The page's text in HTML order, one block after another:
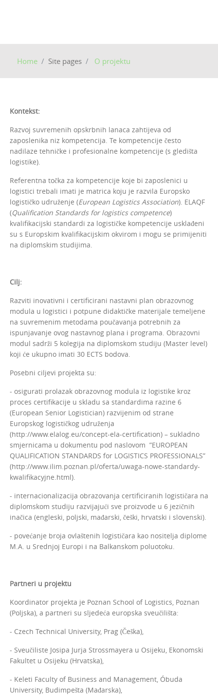
Home Site pages O projektu
Kontekst:
Razvoj suvremenih opskrbnih lanaca zahtijeva od
zaposlenika niz kompetencija. Te kompetencije često
nadilaze tehničke i profesionalne kompetencije (s gledišta
logistike).
Referentna točka za kompetencije koje bi zaposlenici u
logistici trebali imati je matrica koju je razvila Europsko
logističko udruženje (European Logistics Association). ELAQF
(Qualification Standards for logistics competence)
kvalifikacijski standardi za logističke kompetencije usklađeni
su s Europskim kvalifikacijskim okvirom i mogu se primijeniti
na diplomskim studijima.
Cilj:
Razviti inovativni i certificirani nastavni plan obrazovnog
modula u logistici i potpune didaktičke materijale temeljene
na suvremenim metodama poučavanja potrebnih za
ispunjavanje ovog nastavnog plana i programa. Obrazovni
modul sadrži 5 kolegija na diplomskom studiju (Master level)
koji će ukupno imati 30 ECTS bodova.
Posebni ciljevi projekta su:
- osigurati prolazak obrazovnog modula iz logistike kroz
proces certifikacije u skladu sa standardima razine 6
(European Senior Logistician) razvijenim od strane
Europskog logističkog udruženja
(http://www.elalog.eu/concept-ela-certification) – sukladno
smjernicama u dokumentu pod naslovom ”EUROPEAN
QUALIFICATION STANDARDS for LOGISTICS PROFESSIONALS”
(http://www.ilim.poznan.pl/oferta/uwaga-nowe-standardy-
kwalifikacyjne.html).
- internacionalizacija obrazovanja certificiranih logističara na
diplomskom studiju razvijajući sve proizvode u 6 jezičnih
inačica (engleski, poljski, mađarski, češki, hrvatski i slovenski).
- povećanje broja ovlaštenih logističara kao nositelja diplome
M.A. u Srednjoj Europi i na Balkanskom poluotoku.
Partneri u projektu
Koordinator projekta je Poznan School of Logistics, Poznan
(Poljska), a partneri su sljedeća europska sveučilišta:
- Czech Technical University, Prag (Češka),
- Sveučiliste Josipa Jurja Strossmayera u Osijeku, Ekonomski
Fakultet u Osijeku (Hrvatska),
- Keleti Faculty of Business and Management, Óbuda
University, Budimpešta (Mađarska),